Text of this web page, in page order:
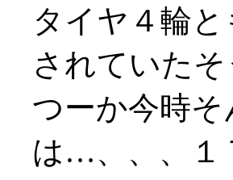
タイヤ４輪
されていた
つーか今時
は…、、、１